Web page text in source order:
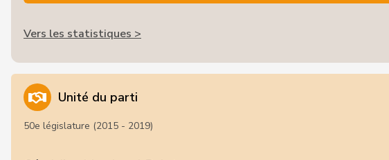
Vers les statistiques >
Unité du parti
50e législature (2015 - 2019)